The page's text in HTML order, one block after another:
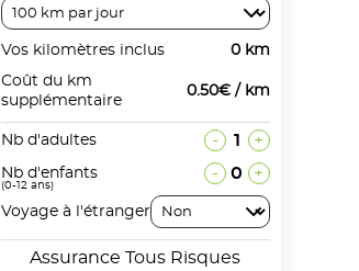
Vos kilomètres inclus
0 km
Coût du km
supplémentaire
0.50€ / km
Nb d'adultes - 1 +
Nb d'enfants
(0-12 ans)
- 0 +
Voyage à l'étranger
Assurance Tous Risques